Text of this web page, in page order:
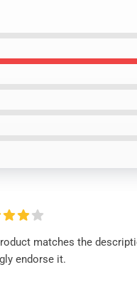
matches the
endorse it.